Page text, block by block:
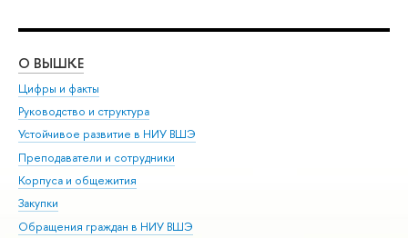
О ВЫШКЕ
Цифры и факты
Руководство и структура
Устойчивое развитие в НИУ ВШЭ
Преподаватели и сотрудники
Корпуса и общежития
Закупки
Обращения граждан в НИУ ВШЭ